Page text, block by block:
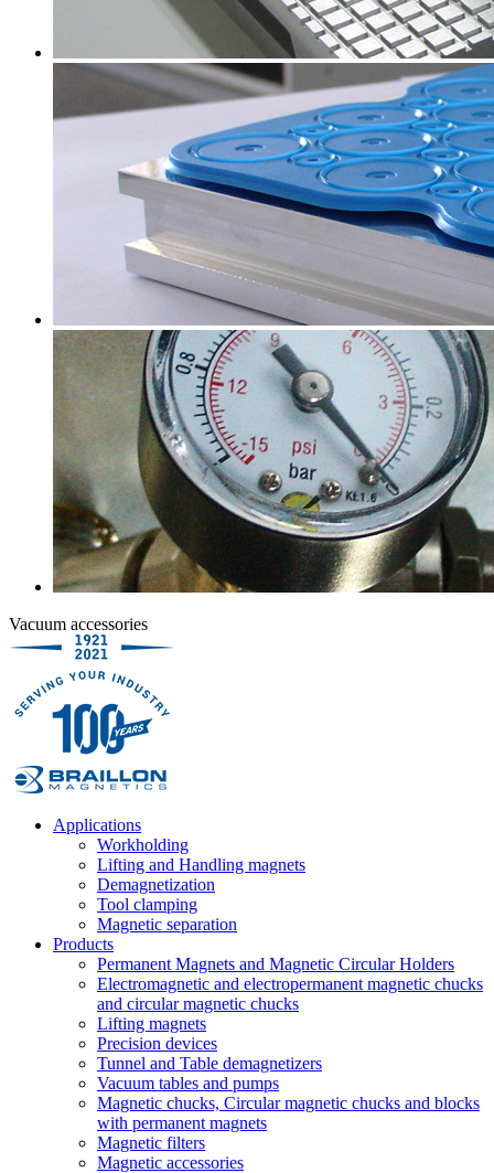
Vacuum accessories
Applications
Workholding
Lifting and Handling magnets
Demagnetization
Tool clamping
Magnetic separation
Products
Permanent Magnets and Magnetic Circular Holders
Electromagnetic and electropermanent magnetic chucks
and circular magnetic chucks
Lifting magnets
Precision devices
Tunnel and Table demagnetizers
Vacuum tables and pumps
Magnetic chucks, Circular magnetic chucks and blocks
with permanent magnets
Magnetic filters
Magnetic accessories